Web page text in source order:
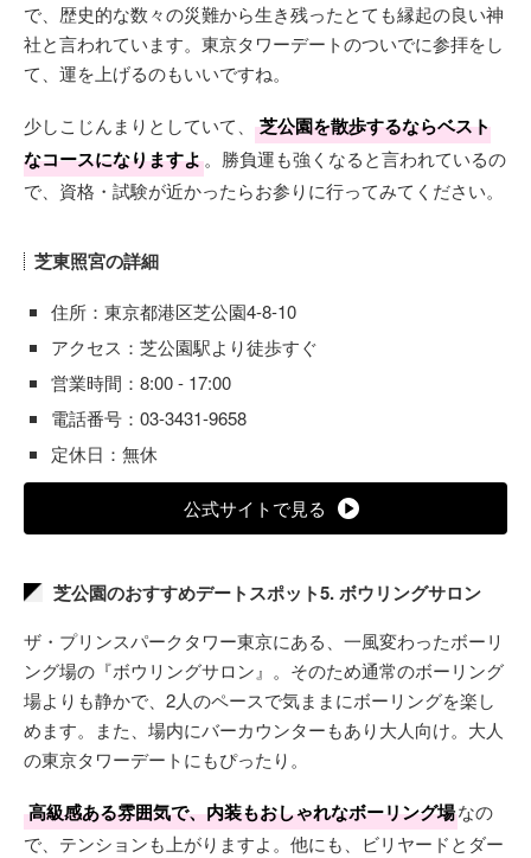
で、歴史的な数々の災難から生き残ったとても縁起の良い神
社と言われています。東京タワーデートのついでに参拝をし
て、運を上げるのもいいですね。
少しこじんまりとしていて、
芝公園を散歩するならベスト
なコースになりますよ。勝負運も強くなると言われているの
で、資格・試験が近かったらお参りに行ってみてください。
芝東照宮の詳細
住所：東京都港区芝公園4-8-10
アクセス：芝公園駅より徒歩すぐ
営業時間：8:00 - 17:00
電話番号：03-3431-9658
定休日：無休
公式サイトで見る
芝公園のおすすめデートスポット5. ボウリングサロン
ザ・プリンスパークタワー東京にある、一風変わったボーリ
ング場の『ボウリングサロン』。そのため通常のボーリング
場よりも静かで、2人のペースで気ままにボーリングを楽し
めます。また、場内にバーカウンターもあり大人向け。大人
の東京タワーデートにもぴったり。
高級感ある雰囲気で、内装もおしゃれなボーリング場なの
で、テンションも上がりますよ。他にも、ビリヤードとダー